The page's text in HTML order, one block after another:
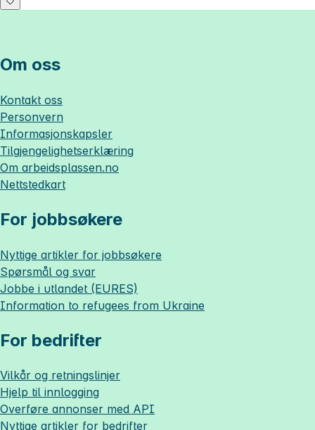
Om oss
Kontakt oss
Personvern
Informasjonskapsler
Tilgjengelighetserklæring
Om arbeidsplassen.no
Nettstedkart
For jobbsøkere
Nyttige artikler for jobbsøkere
Spørsmål og svar
Jobbe i utlandet (EURES)
Information to refugees from Ukraine
For bedrifter
Vilkår og retningslinjer
Hjelp til innlogging
Overføre annonser med API
Nyttige artikler for bedrifter